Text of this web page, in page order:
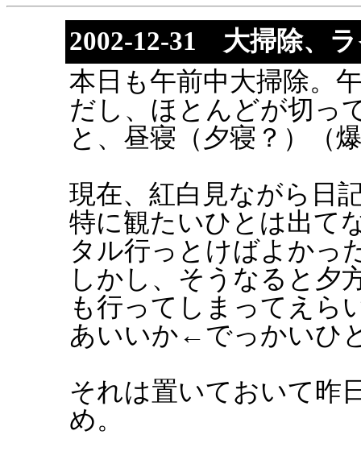
2002-12-31 大掃除、
本日も午前中大掃除。
だし、ほとんどが切っ
と、昼寝（夕寝？）（
現在、紅白見ながら日
特に観たいひとは出て
タル行っとけばよかっ
しかし、そうなると夕
も行ってしまってえら
あいいか←でっかいひ
それは置いておいて昨
め。